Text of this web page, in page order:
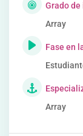
Grado
Array
Fase en
Array